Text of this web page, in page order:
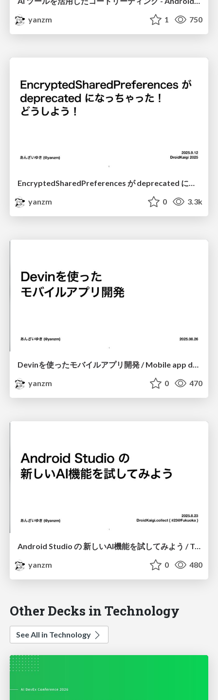
yanzm
1 750
yanzm
0 3.3k
Devinを使ったモバイルアプリ開発 / Mobile app development with Devin
yanzm
0 470
Android Studio の 新しいAI機能を試してみよう / Try out the new AI features in Android Studio
yanzm
0 480
Other Decks in Technology
See All in Technology